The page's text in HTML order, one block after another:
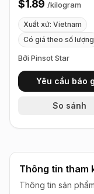
$1.89 /kilogram
Xuất xứ: Vietnam
Có giá theo số lượng
Bởi Pinsot Star
Yêu cầu báo
So sánh
Thông tin tham
Thông tin sản